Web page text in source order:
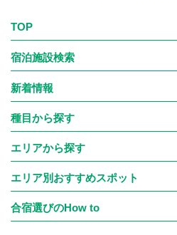
TOP
宿泊施設検索
新着情報
種目から探す
エリアから探す
エリア別おすすめスポット
合宿選びのHow to